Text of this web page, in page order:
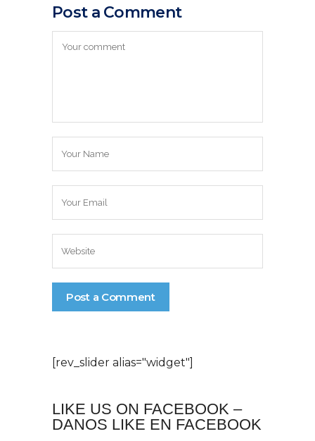
Post a Comment
[rev_slider alias="widget"]
LIKE US ON FACEBOOK –
DANOS LIKE EN FACEBOOK